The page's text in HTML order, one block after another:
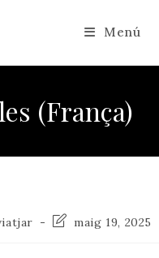
Menú
(França)
Últimamaig 19, 2025